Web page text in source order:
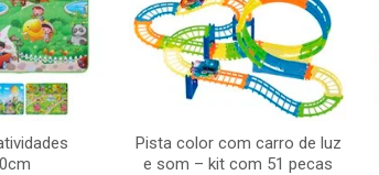
Pista color com carro de luz
e som – kit com 51 pecas